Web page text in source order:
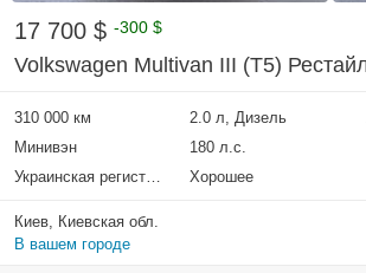
17 700 $ -300 $
Volkswagen Multivan III (T5)
310 000 км 2.0 л, Дизель
Минивэн
180 л.с.
Украинская регистрация
Хорошее
Киев, Киевская обл.
В вашем городе